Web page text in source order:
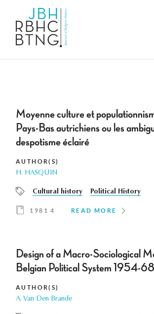
Moyenne culture et
Pays-Bas autrichiens ou les
despotisme éclairé
AUTHOR(S)
H. HASQUIN
Cultural history Political History
1981 4 READ MORE
Design of a Macro-Sociological
Belgian Political System 1954-68
AUTHOR(S)
A. Van Den Brande